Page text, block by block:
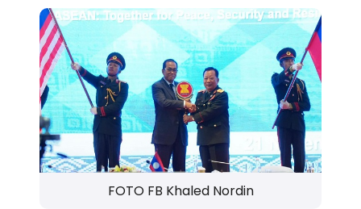
FOTO FB Khaled Nordin